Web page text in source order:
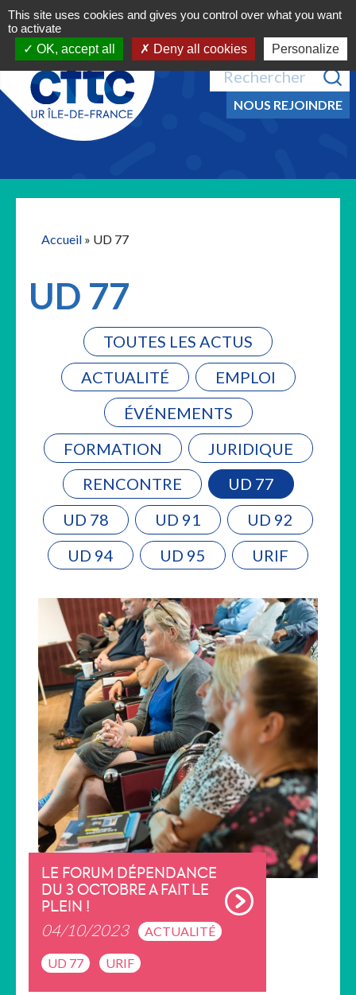
Aller au contenu
Navigation principale
MENU
Recherche pour :
NOUS REJOINDRE
Accueil » UD 77
UD 77
TOUTES LES ACTUS
ACTUALITÉ
EMPLOI
ÉVÉNEMENTS
FORMATION
JURIDIQUE
RENCONTRE
UD 77
UD 78
UD 91
UD 92
UD 94
UD 95 URIF
LE FORUM DÉPENDANCE
DU 3 OCTOBRE A FAIT LE
PLEIN !
04/10/2023
ACTUALITÉ
UD 77 URIF
This site uses cookies and gives you control over what you want
to activate
OK, accept all
Deny all cookies Personalize